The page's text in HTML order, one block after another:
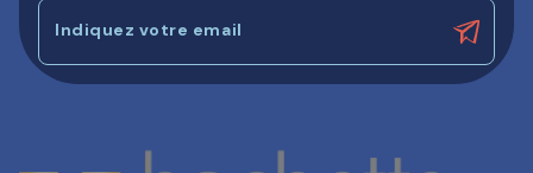
Indiquez votre email